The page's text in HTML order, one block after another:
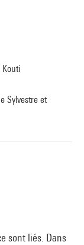
Kouti
Sylvestre et
sont liés. Dans